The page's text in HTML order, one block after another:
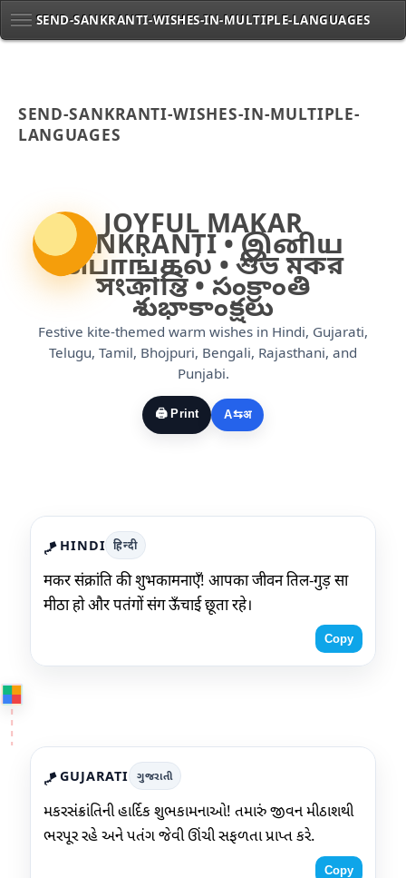
SEND-SANKRANTI-WISHES-IN-MULTIPLE-LANGUAGES
SEND-SANKRANTI-WISHES-IN-MULTIPLE-
LANGUAGES
JOYFUL MAKAR
SANKRANTI • இனிய
பொங்கல் • শুভ মকর
সংক্রান্তি • సంక్రాంతి
శుభాకాంక్షలు
Festive kite-themed warm wishes in Hindi, Gujarati,
Telugu, Tamil, Bhojpuri, Bengali, Rajasthani, and
Punjabi.
🖨️ Print A⇆अ
🪁 HINDI हिन्दी
मकर संक्रांति की शुभकामनाएँ! आपका जीवन तिल-गुड़ सा
मीठा हो और पतंगों संग ऊँचाई छूता रहे।
Copy
🪁GUJARATI ગુજરાતી
મકરસંક્રાંતિની હાર્દિક શુભકામનાઓ! તમારું જીવન મીઠાશથી
ભરપૂર રહે અને પતંગ જેવી ઊંચી સફળતા પ્રાપ્ત કરે.
Copy